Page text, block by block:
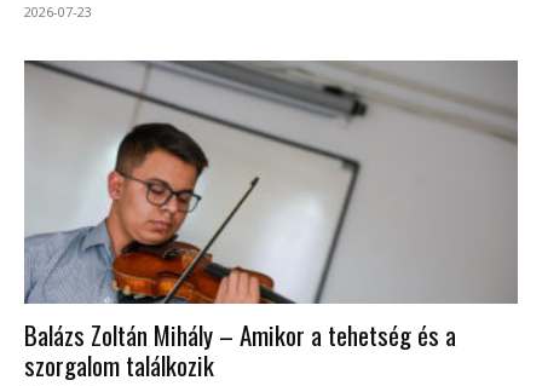
2026-07-23
Balázs Zoltán Mihály – Amikor a tehetség és a
szorgalom találkozik